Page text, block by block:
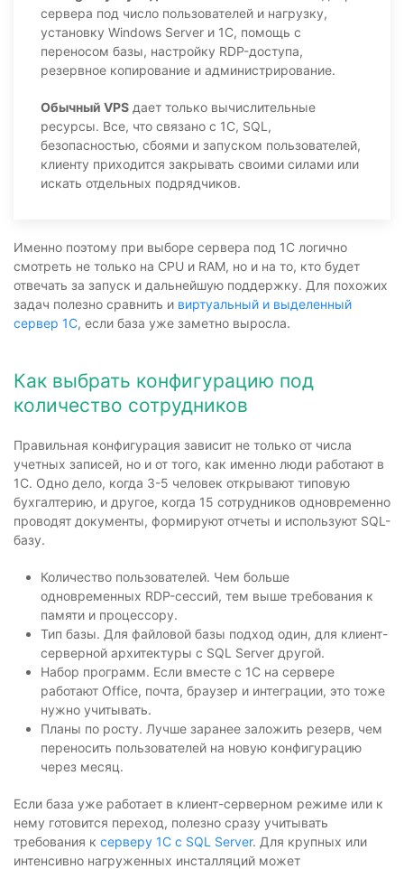
сервера под число пользователей и нагрузку,
установку Windows Server и 1С, помощь с
переносом базы, настройку RDP-доступа,
резервное копирование и администрирование.
Обычный VPS дает только вычислительные
ресурсы. Все, что связано с 1С, SQL,
безопасностью, сбоями и запуском пользователей,
клиенту приходится закрывать своими силами или
искать отдельных подрядчиков.
Именно поэтому при выборе сервера под 1С логично
смотреть не только на CPU и RAM, но и на то, кто будет
отвечать за запуск и дальнейшую поддержку. Для похожих
задач полезно сравнить и виртуальный и выделенный
сервер 1С, если база уже заметно выросла.
Как выбрать конфигурацию под
количество сотрудников
Правильная конфигурация зависит не только от числа
учетных записей, но и от того, как именно люди работают в
1С. Одно дело, когда 3-5 человек открывают типовую
бухгалтерию, и другое, когда 15 сотрудников одновременно
проводят документы, формируют отчеты и используют SQL-
базу.
Количество пользователей. Чем больше
одновременных RDP-сессий, тем выше требования к
памяти и процессору.
Тип базы. Для файловой базы подход один, для клиент-
серверной архитектуры с SQL Server другой.
Набор программ. Если вместе с 1С на сервере
работают Office, почта, браузер и интеграции, это тоже
нужно учитывать.
Планы по росту. Лучше заранее заложить резерв, чем
переносить пользователей на новую конфигурацию
через месяц.
Если база уже работает в клиент-серверном режиме или к
нему готовится переход, полезно сразу учитывать
требования к серверу 1С с SQL Server. Для крупных или
интенсивно нагруженных инсталляций может